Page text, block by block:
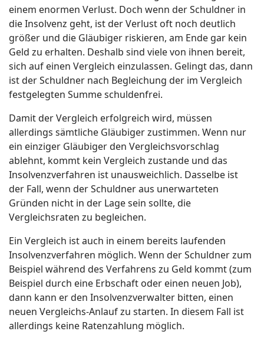
einem enormen Verlust. Doch wenn der Schuldner in
die Insolvenz geht, ist der Verlust oft noch deutlich
größer und die Gläubiger riskieren, am Ende gar kein
Geld zu erhalten. Deshalb sind viele von ihnen bereit,
sich auf einen Vergleich einzulassen. Gelingt das, dann
ist der Schuldner nach Begleichung der im Vergleich
festgelegten Summe schuldenfrei.
Damit der Vergleich erfolgreich wird, müssen
allerdings sämtliche Gläubiger zustimmen. Wenn nur
ein einziger Gläubiger den Vergleichsvorschlag
ablehnt, kommt kein Vergleich zustande und das
Insolvenzverfahren ist unausweichlich. Dasselbe ist
der Fall, wenn der Schuldner aus unerwarteten
Gründen nicht in der Lage sein sollte, die
Vergleichsraten zu begleichen.
Ein Vergleich ist auch in einem bereits laufenden
Insolvenzverfahren möglich. Wenn der Schuldner zum
Beispiel während des Verfahrens zu Geld kommt (zum
Beispiel durch eine Erbschaft oder einen neuen Job),
dann kann er den Insolvenzverwalter bitten, einen
neuen Vergleichs-Anlauf zu starten. In diesem Fall ist
allerdings keine Ratenzahlung möglich.